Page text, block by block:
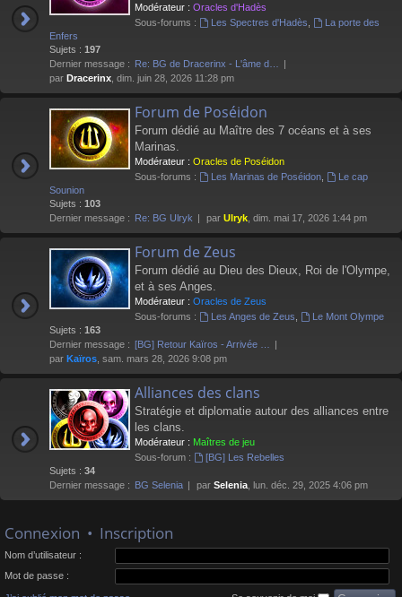
Modérateur : Oracles d'Hadès
Sous-forums :
Les Spectres d'Hadès
La porte des
Enfers
Sujets : 197
Dernier message : Re: BG de Dracerinx - L'âme d…
par Dracerinx , dim. juin 28, 2026 11:28 pm
Forum de Poséidon
Forum dédié au Maître des 7 océans et à ses
Marinas.
Modérateur : Oracles de Poséidon
Sous-forums :
Les Marinas de Poséidon,
Le cap
Sounion
Sujets : 103
Dernier message : Re: BG Ulryk par Ulryk , dim. mai 17, 2026 1:44 pm
Forum de Zeus
Forum dédié au Dieu des Dieux, Roi de l'Olympe,
et à ses Anges.
Modérateur : Oracles de Zeus
Sous-forums :
Les Anges de Zeus
Le Mont Olympe
Sujets : 163
Dernier message : [BG] Retour Kaïros - Arrivée …
par Kaïros , sam. mars 28, 2026 9:08 pm
Alliances des clans
Stratégie et diplomatie autour des alliances entre
les clans.
Modérateur : Maîtres de jeu
Sous-forum :
[BG] Les Rebelles
Sujets : 34
Dernier message : BG Selenia par Selenia , lun. déc. 29, 2025 4:06 pm
Connexion • Inscription
Nom d’utilisateur :
Mot de passe :